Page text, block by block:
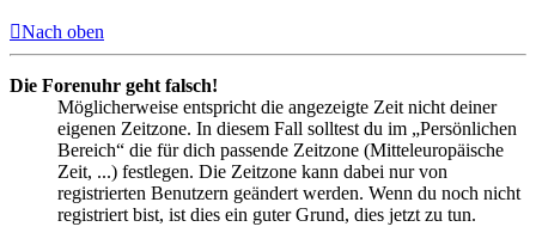
Nach oben
Die Forenuhr geht falsch!
Möglicherweise entspricht die angezeigte Zeit nicht deiner
eigenen Zeitzone. In diesem Fall solltest du im „Persönlichen
Bereich“ die für dich passende Zeitzone (Mitteleuropäische
Zeit, ...) festlegen. Die Zeitzone kann dabei nur von
registrierten Benutzern geändert werden. Wenn du noch nicht
registriert bist, ist dies ein guter Grund, dies jetzt zu tun.